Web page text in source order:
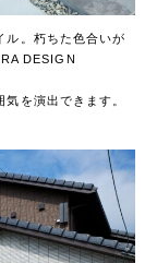
ル。朽ちた色合いが
DESIGN
を演出できます。